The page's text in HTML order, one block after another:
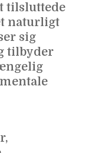
tilsluttede
naturligt
sig
tilbyder